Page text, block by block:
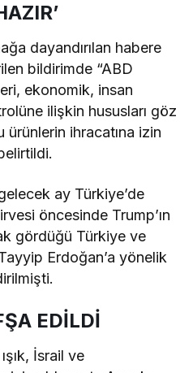
dayandırılan habere
bildirimde “ABD
ekonomik, insan
ilişkin hususları göz
ihracatına izin
ay Türkiye’de
öncesinde Trump’ın
gördüğü Türkiye ve
Erdoğan’a yönelik
EDİLDİ
İsrail ve